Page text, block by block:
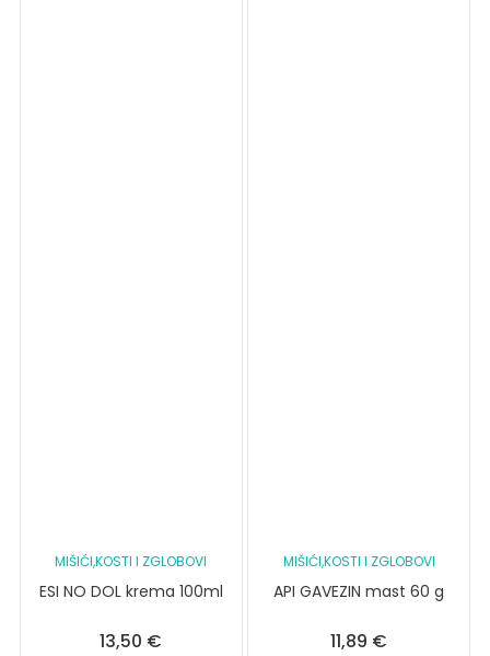
MIŠIĆI,KOSTI I ZGLOBOVI
ESI NO DOL krema 100ml
13,50 €
MIŠIĆI,KOSTI I ZGLOBOVI
API GAVEZIN mast 60 g
11,89 €